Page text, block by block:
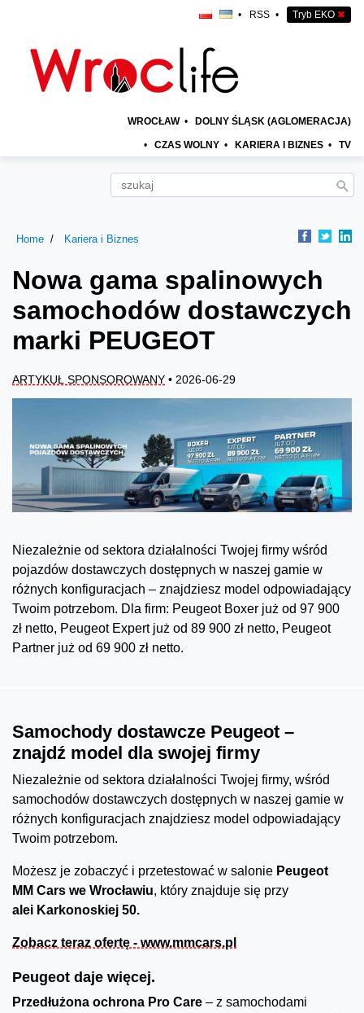
• RSS • Tryb EKO ✖
WROCŁAW • DOLNY ŚLĄSK (AGLOMERACJA)
• CZAS WOLNY • KARIERA I BIZNES • TV
Home Kariera i Biznes
Nowa gama spalinowych
samochodów dostawczych
marki PEUGEOT
ARTYKUŁ SPONSOROWANY • 2026-06-29
Niezależnie od sektora działalności Twojej firmy wśród
pojazdów dostawczych dostępnych w naszej gamie w
różnych konfiguracjach – znajdziesz model odpowiadający
Twoim potrzebom. Dla firm: Peugeot Boxer już od 97 900
zł netto, Peugeot Expert już od 89 900 zł netto, Peugeot
Partner już od 69 900 zł netto.
Samochody dostawcze Peugeot –
znajdź model dla swojej firmy
Niezależnie od sektora działalności Twojej firmy, wśród
samochodów dostawczych dostępnych w naszej gamie w
różnych konfiguracjach znajdziesz model odpowiadający
Twoim potrzebom.
Możesz je zobaczyć i przetestować w salonie Peugeot
MM Cars we Wrocławiu, który znajduje się przy
alei Karkonoskiej 50.
Zobacz teraz ofertę - www.mmcars.pl
Peugeot daje więcej.
Przedłużona ochrona Pro Care – z samochodami